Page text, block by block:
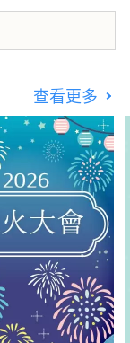
查看更多